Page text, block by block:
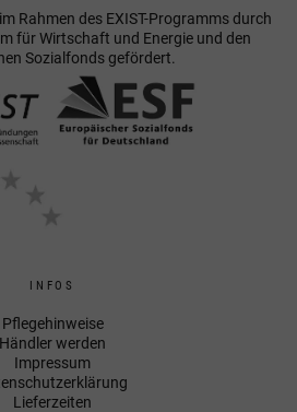
Rahmen des EXIST-Programms durch
für Wirtschaft und Energie und den
Sozialfonds gefördert.
INFOS
Pflegehinweise
Händler werden
Impressum
Lieferzeiten